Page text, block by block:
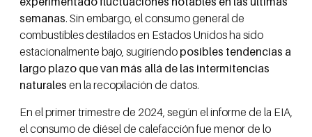
semanas. Sin embargo, el consumo general de
combustibles destilados en Estados Unidos ha sido
estacionalmente bajo, sugiriendo posibles tendencias a
largo plazo que van más allá de las intermitencias
naturales en la recopilación de datos.
En el primer trimestre de 2024, según el informe de la EIA,
el consumo de diésel de calefacción fue menor de lo